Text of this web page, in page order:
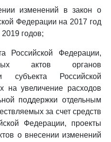
изменений в закон о
Федерации на 2017 год
годов;
Российской Федерации,
актов органов
субъекта Российской
на увеличение расходов
поддержки отдельным
за счет средств
Федерации, проекты
о внесении изменений